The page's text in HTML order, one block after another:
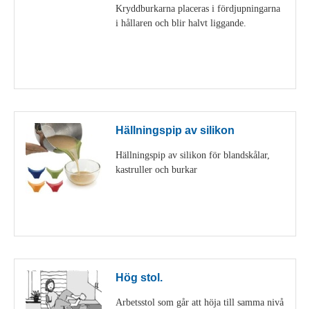
Kryddburkarna placeras i fördjupningarna
i hållaren och blir halvt liggande.
Hällningspip av silikon
Hällningspip av silikon för blandskålar,
kastruller och burkar
Hög stol.
Arbetsstol som går att höja till samma nivå